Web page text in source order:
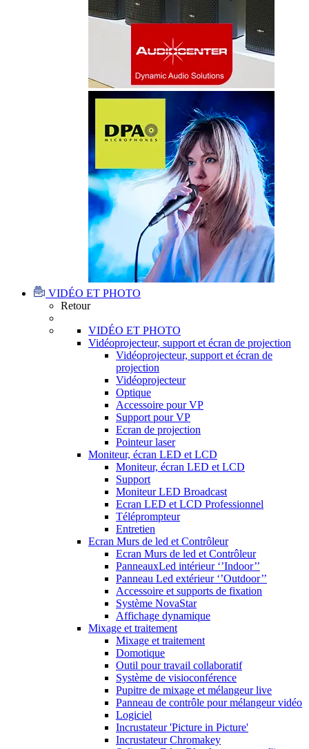
VIDÉO ET PHOTO
Retour
VIDÉO ET PHOTO
Vidéoprojecteur, support et écran de projection
Vidéoprojecteur, support et écran de
projection
Vidéoprojecteur
Optique
Accessoire pour VP
Support pour VP
Ecran de projection
Pointeur laser
Moniteur, écran LED et LCD
Moniteur, écran LED et LCD
Support
Moniteur LED Broadcast
Ecran LED et LCD Professionnel
Téléprompteur
Entretien
Ecran Murs de led et Contrôleur
Ecran Murs de led et Contrôleur
PanneauxLed intérieur ‘’Indoor’’
Panneau Led extérieur ‘’Outdoor’’
Accessoire et supports de fixation
Système NovaStar
Affichage dynamique
Mixage et traitement
Mixage et traitement
Domotique
Outil pour travail collaboratif
Système de visioconférence
Pupitre de mixage et mélangeur live
Panneau de contrôle pour mélangeur vidéo
Logiciel
Incrustateur 'Picture in Picture'
Incrustateur Chromakey